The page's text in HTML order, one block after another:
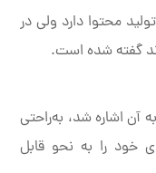
محتوا دارد ولی در
گفته شده است.
آن اشاره شد، به‌راحتی
خود را به نحو قابل